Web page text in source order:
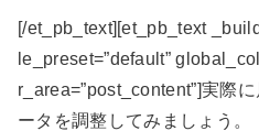
[/et_pb_text][et_pb_text
le_preset=”default”
r_area=”post_content”]実際
ータを調整してみましょう。